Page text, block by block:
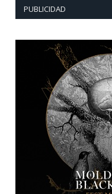
PUBLICIDAD